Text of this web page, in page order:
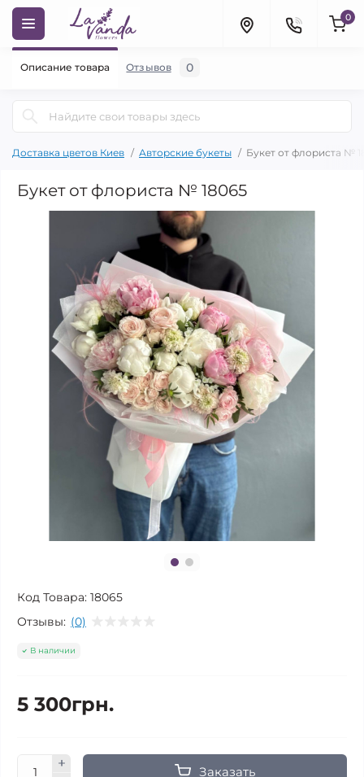
0
Доставка цветов Киев Авторские букеты Букет от флориста №
Букет от флориста № 18065
Код Товара: 18065
Отзывы: (0)
В наличии
5 300грн.
Заказать
Описание товара Отзывов 0